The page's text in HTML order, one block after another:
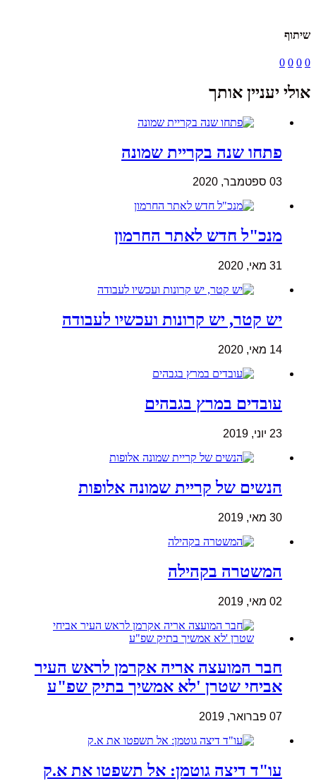
שיתוף
0
0
0
0
אולי יעניין אותך
פתחו שנה בקריית שמונה
03 ספטמבר, 2020
מנכ"ל חדש לאתר החרמון
31 מאי, 2020
יש קטר, יש קרונות ועכשיו לעבודה
14 מאי, 2020
עובדים במרץ בגבהים
23 יוני, 2019
הנשים של קריית שמונה אלופות
30 מאי, 2019
המשטרה בקהילה
02 מאי, 2019
חבר המועצה אריה אקרמן לראש העיר
אביחי שטרן 'לא אמשיך בתיק שפ"ע
07 פברואר, 2019
עו"ד דיצה גוטמן: אל תשפטו את א.ק